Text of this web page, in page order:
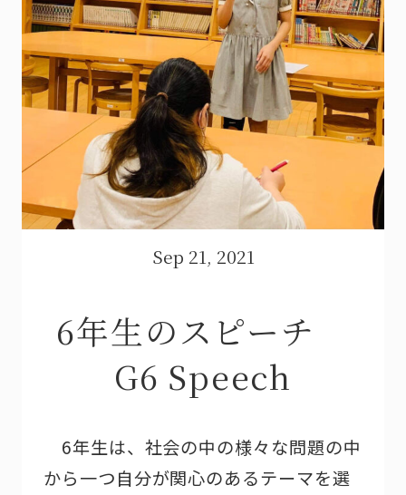
6年生のスピーチ
G6 Speech
Sep 21, 2021
6年生は、社会の中の様々な問題の中
から一つ自分が関心のあるテーマを選